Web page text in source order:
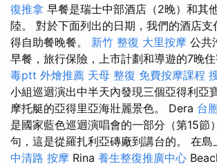
復推拿 早餐是瑞士中部酒店（2晚）和其
陸。 對於下面列出的日期，我們的酒店支
得自助餐晚餐。 新竹 整復 大里按摩 公共
早餐，旅行保險，上市計劃和導遊的7晚住
毒ptt 外燴推薦 天母 整復 免費按摩課程
小組巡迴演出中半天內發現三個亞得利亞
摩托艇的亞得里亞海壯麗景色。 Dera 台
是國家藍色巡迴演唱會的一部分（第15節
句，這是從羅扎利亞磚廠到講台的。 在島
中清路 按摩 Rina 養生整復推廣中心